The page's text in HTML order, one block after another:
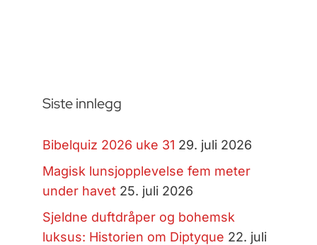
Siste innlegg
Bibelquiz 2026 uke 31 29. juli 2026
Magisk lunsjopplevelse fem meter
under havet 25. juli 2026
Sjeldne duftdråper og bohemsk
luksus: Historien om Diptyque 22. juli